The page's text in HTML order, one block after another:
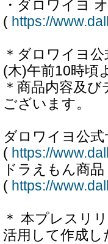
・ダロワイヨ
( https://
＊ダロワイヨ
(木)午前10時頃
＊商品内容及
ございます。
ダロワイヨ公式
( https://
ドラえもん商
( https://
＊ 本プレスリ
活用して作成し